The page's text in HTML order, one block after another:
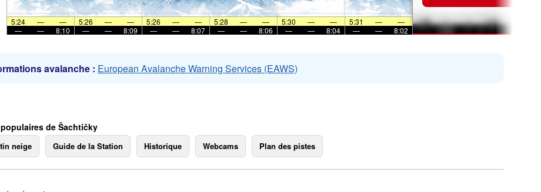
la mer
5:24 — — 5:26 — — 5:26 — — 5:28 — — 5:30 — — 5:31 —
—
—
— 8:10 — — 8:09 — — 8:07 — — 8:06 — — 8:04 — — 8:02
avalanche : European Avalanche Warning Services (EAWS)
de Šachtičky
neige Guide de la Station Historique Webcams Plan des pistes